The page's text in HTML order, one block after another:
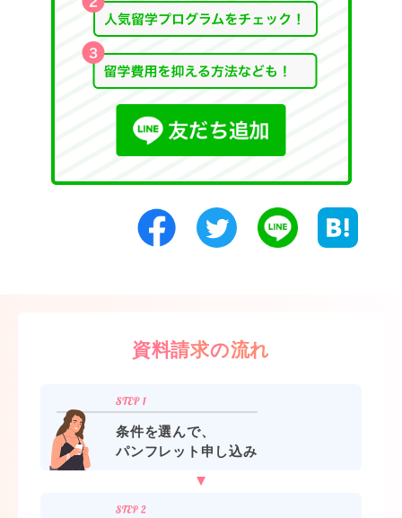
資料請求の流れ
条件を選んで、
パンフレット申し込み